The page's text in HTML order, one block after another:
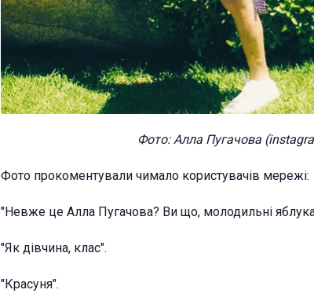
Фото: Алла Пугачова
Фото прокоментували чимало користувачів мережі:
"Невже це Алла Пугачова? Ви що, молодильні яблука
"Як дівчина, клас".
"Красуня".